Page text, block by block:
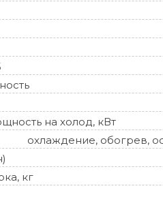
на холод, кВт
охлаждение, обогрев,
кг